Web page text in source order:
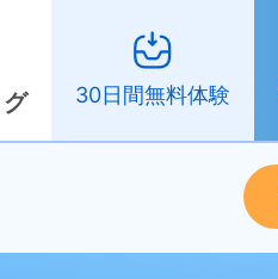
30日間無料体験